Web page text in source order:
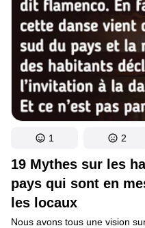
19 Mythes sur les
pays qui sont en
les locaux
Nous avons tous une vision
1 2